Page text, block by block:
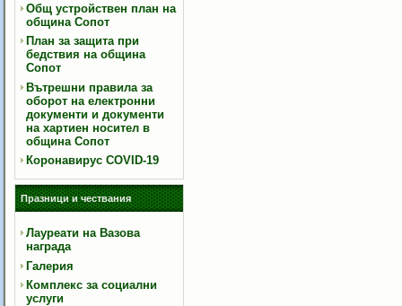
Общ устройствен план на
община Сопот
План за защита при
бедствия на община
Сопот
Вътрешни правила за
оборот на електронни
документи и документи
на хартиен носител в
община Сопот
Коронавирус COVID-19
Празници и чествания
Лауреати на Вазова
награда
Галерия
Комплекс за социални
услуги